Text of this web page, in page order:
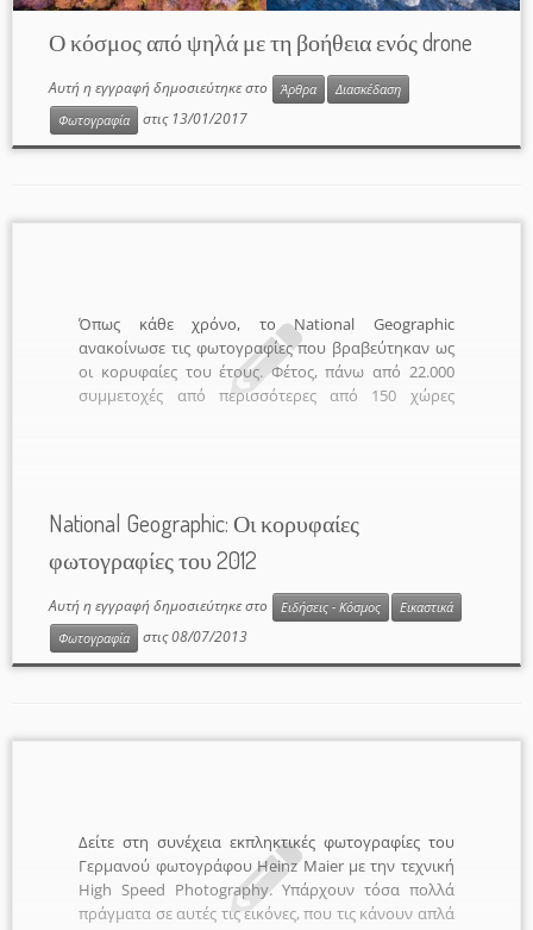
Ο κόσμος από ψηλά με τη βοήθεια ενός drone
Αυτή η εγγραφή δημοσιεύτηκε στο Άρθρα
Διασκέδαση
Φωτογραφία
στις 13/01/2017
Όπως κάθε χρόνο, το National Geographic
ανακοίνωσε τις φωτογραφίες που βραβεύτηκαν ως
οι κορυφαίες του έτους. Φέτος, πάνω από 22.000
συμμετοχές από περισσότερες από 150 χώρες
ειδικών. Δείτε τις νικήτριες φωτογραφίες κάθε
κατηγορίας, τις επιλογές του κοινού και τις
φωτογραφίες που έλαβαν εύφημο μνεία. Κορυφαία
κατηγορία Nature Η πανέμορφη […]
National Geographic: Οι κορυφαίες
φωτογραφίες του 2012
Αυτή η εγγραφή δημοσιεύτηκε στο Ειδήσεις - Κόσμος
Εικαστικά
Φωτογραφία
στις08/07/2013
Δείτε στη συνέχεια εκπληκτικές φωτογραφίες του
Γερμανού φωτογράφου Heinz Maier με την τεχνική
High Speed Photography. Υπάρχουν τόσα πολλά
πράγματα σε αυτές τις εικόνες, που τις κάνουν απλά